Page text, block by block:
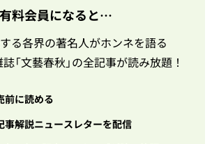
有料会員になると…
る各界の著名人がホンネを語る
「文藝春秋」の全記事が読み放題！
前に読める
事解説ニュースレターを配信